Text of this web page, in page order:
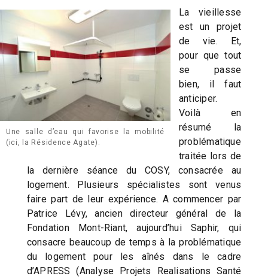
Une salle d’eau qui favorise la mobilité
(ici, la Résidence Agate).
La vieillesse
est un projet
de vie. Et,
pour que tout
se passe
bien, il faut
anticiper.
Voilà en
résumé la
problématique
traitée lors de
la dernière séance du COSY, consacrée au
logement. Plusieurs spécialistes sont venus
faire part de leur expérience. A commencer par
Patrice Lévy, ancien directeur général de la
Fondation Mont-Riant, aujourd’hui Saphir, qui
consacre beaucoup de temps à la problématique
du logement pour les aînés dans le cadre
d’APRESS (Analyse Projets Realisations Santé